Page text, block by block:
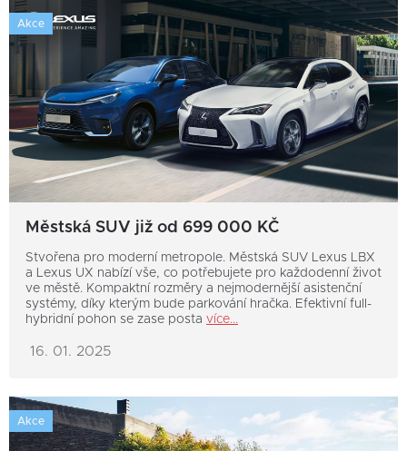
Akce
Městská SUV již od 699 000 KČ
Stvořena pro moderní metropole. Městská SUV Lexus LBX
a Lexus UX nabízí vše, co potřebujete pro každodenní život
ve městě. Kompaktní rozměry a nejmodernější asistenční
systémy, díky kterým bude parkování hračka. Efektivní full-
hybridní pohon se zase posta více...
16. 01. 2025
Akce